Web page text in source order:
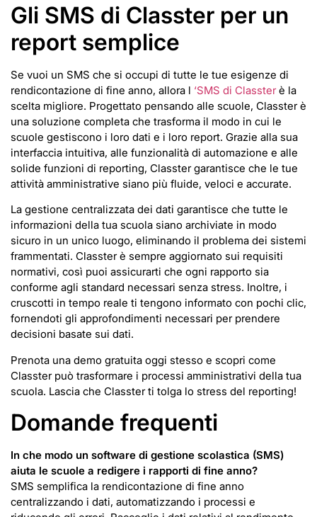
Gli SMS di Classter per un
report semplice
Se vuoi un SMS che si occupi di tutte le tue esigenze di
rendicontazione di fine anno, allora l ‘SMS di Classterè la
scelta migliore. Progettato pensando alle scuole, Classter è
una soluzione completa che trasforma il modo in cui le
scuole gestiscono i loro dati e i loro report. Grazie alla sua
interfaccia intuitiva, alle funzionalità di automazione e alle
solide funzioni di reporting, Classter garantisce che le tue
attività amministrative siano più fluide, veloci e accurate.
La gestione centralizzata dei dati garantisce che tutte le
informazioni della tua scuola siano archiviate in modo
sicuro in un unico luogo, eliminando il problema dei sistemi
frammentati. Classter è sempre aggiornato sui requisiti
normativi, così puoi assicurarti che ogni rapporto sia
conforme agli standard necessari senza stress. Inoltre, i
cruscotti in tempo reale ti tengono informato con pochi clic,
fornendoti gli approfondimenti necessari per prendere
decisioni basate sui dati.
Prenota una demo gratuita oggi stesso e scopri come
Classter può trasformare i processi amministrativi della tua
scuola. Lascia che Classter ti tolga lo stress del reporting!
Domande frequenti
In che modo un software di gestione scolastica (SMS)
aiuta le scuole a redigere i rapporti di fine anno?
SMS semplifica la rendicontazione di fine anno
centralizzando i dati, automatizzando i processi e